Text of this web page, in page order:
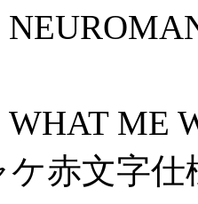
ME
ケ赤文字